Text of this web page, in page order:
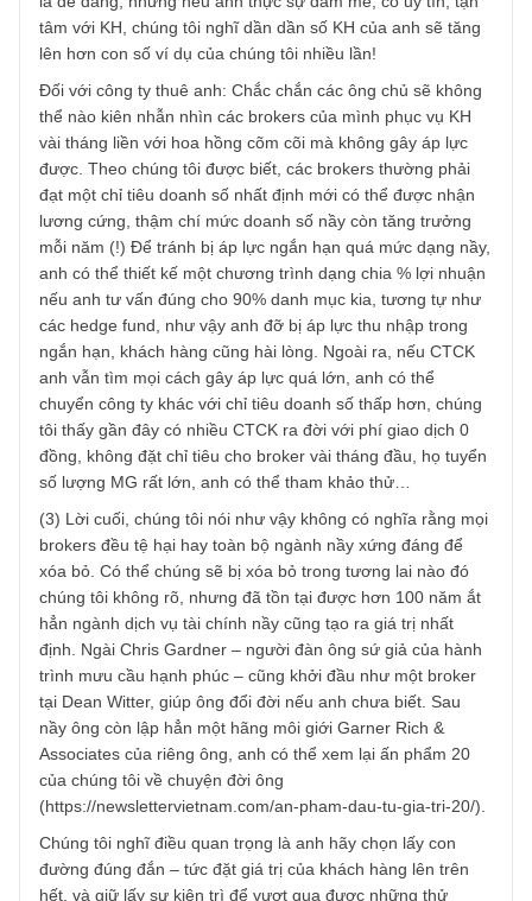
– Cách thứ hai, anh sẽ cần phải hóa giải vấn đề một cách
khôn ngoan trong khi vẫn giữ công việc của mình.
Đối với khách hàng: đúng như anh nói, và như nhiều
kê mà chúng tôi đã đưa ra, chỉ có số rất, rất ít độ ~1%
những kẻ giao dịch hằng ngày, hay lướt sóng thường
mới có thể lãi được bền vững, do đó việc ta yêu cầu KH
giao dịch liên tục sẽ rất khó để giữ mối quan hệ với họ dài
lâu, dù ta có cố gắng cách mấy (âu là bởi vì xác suất mua
phải cổ phiếu tệ hại rất cao, chưa tính đến mức thuế phí
đỏ). Vì lẽ nầy, học theo ngài Graham như chúng tôi đã viết
trong ấn phẩm đầu tiên (https://newslettervietnam.com/
dau-tu-thong-minh-ky-1/), anh có thể khuyến nghị họ chỉ
dành tối đa 10% danh mục cho hoạt động đầu cơ lướt
để “lấy cảm giác” mà thôi – đồng thời cũng hỗ trợ anh đạt
doanh số, còn lại 90% danh mục phải tuân thủ triết lý đầu
giá trị. Như vậy, thay vì “xoay” tài sản của một khách hàng
lên đến 100%, anh phải kiếm ra 10 khách hàng mỗi người
10% như vậy – do đó chúng tôi không hề nói giải pháp
là dễ dàng, nhưng nếu anh thực sự đam mê, có uy tín, tận
tâm với KH, chúng tôi nghĩ dần dần số KH của anh sẽ
lên hơn con số ví dụ của chúng tôi nhiều lần!
Đối với công ty thuê anh: Chắc chắn các ông chủ sẽ
thể nào kiên nhẫn nhìn các brokers của mình phục vụ KH
vài tháng liền với hoa hồng cõm cõi mà không gây áp lực
được. Theo chúng tôi được biết, các brokers thường phải
đạt một chỉ tiêu doanh số nhất định mới có thể được nhận
lương cứng, thậm chí mức doanh số nầy còn tăng trưởng
mỗi năm (!) Để tránh bị áp lực ngắn hạn quá mức dạng
anh có thể thiết kế một chương trình dạng chia % lợi
nếu anh tư vấn đúng cho 90% danh mục kia, tương tự